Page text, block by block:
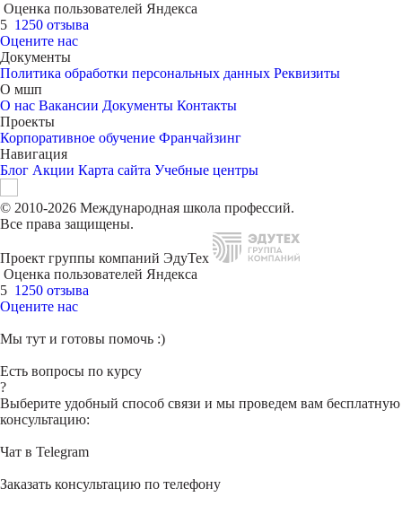
Оценка пользователей Яндекса
5 1250 отзыва
Оцените нас
Документы
Политика обработки персональных данных Реквизиты
О мшп
О нас Вакансии Документы Контакты
Проекты
Корпоративное обучение Франчайзинг
Навигация
Блог Акции Карта сайта Учебные центры
© 2010-2026 Международная школа профессий.
Все права защищены.
Проект группы компаний ЭдуТех
Оценка пользователей Яндекса
5 1250 отзыва
Оцените нас
Мы тут и готовы помочь :)
Есть вопросы по курсу
?
Выберите удобный способ связи и мы проведем вам бесплатную
консультацию:
Чат в Telegram
Заказать консультацию по телефону